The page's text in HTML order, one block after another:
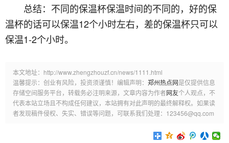
总结：不同的保温杯保温时间的不同的，好的保
温杯的话可以保温12个小时左右，差的保温杯只可以
保温1-2个小时。
本文地址：http://www.zhengzhouzf.cn/news/1111.html
温馨提示：创业有风险，投资须谨慎！编辑声明： 郑州热点网是仅提供信息
存储空间服务平台，转载务必注明来源，文章内容为作者网友个人观点，不
代表本站立场且不构成任何建议，本站拥有对此声明的最终解释权。如果读
者发现稿件侵权、失实、错误等问题，可联系我们处理：123456@qq.com